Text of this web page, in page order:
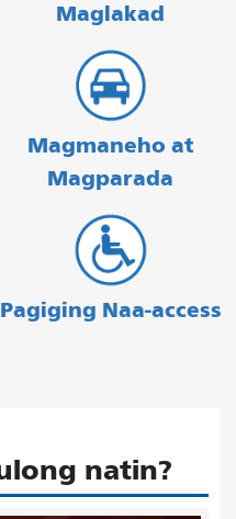
Maglakad
Magmaneho at
Magparada
Pagiging Naa-access
natin?